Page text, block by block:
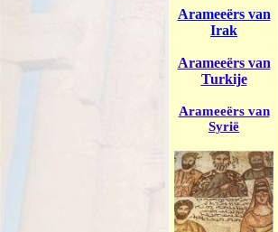
Arameeërs van
Irak
Arameeërs van
Turkije
Arameeërs van
Syrië